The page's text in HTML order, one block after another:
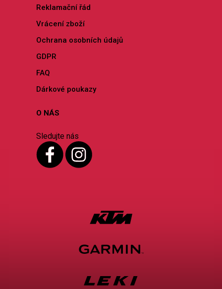
Reklamační řád
Vrácení zboží
Ochrana osobních údajů
GDPR
FAQ
Dárkové poukazy
O NÁS
Sledujte nás